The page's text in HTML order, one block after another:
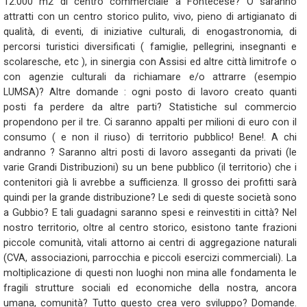
attratti con un centro storico pulito, vivo, pieno di artigianato di
qualità, di eventi, di iniziative culturali, di enogastronomia, di
percorsi turistici diversificati ( famiglie, pellegrini, insegnanti e
scolaresche, etc ), in sinergia con Assisi ed altre città limitrofe o
con agenzie culturali da richiamare e/o attrarre (esempio
LUMSA)? Altre domande : ogni posto di lavoro creato quanti
posti fa perdere da altre parti? Statistiche sul commercio
propendono per il tre. Ci saranno appalti per milioni di euro con il
consumo ( e non il riuso) di territorio pubblico! Bene!. A chi
andranno ? Saranno altri posti di lavoro asseganti da privati (le
varie Grandi Distribuzioni) su un bene pubblico (il territorio) che i
contenitori già li avrebbe a sufficienza. Il grosso dei profitti sarà
quindi per la grande distribuzione? Le sedi di queste società sono
a Gubbio? E tali guadagni saranno spesi e reinvestiti in città? Nel
nostro territorio, oltre al centro storico, esistono tante frazioni
piccole comunità, vitali attorno ai centri di aggregazione naturali
(CVA, associazioni, parrocchia e piccoli esercizi commerciali). La
moltiplicazione di questi non luoghi non mina alle fondamenta le
fragili strutture sociali ed economiche della nostra, ancora
umana, comunità? Tutto questo crea vero sviluppo? Domande.